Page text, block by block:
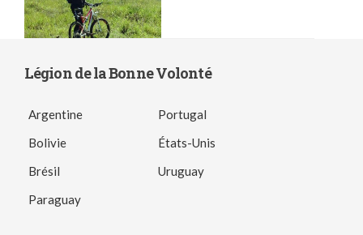
Légion de la Bonne Volonté
Argentine
Bolivie
Brésil
Paraguay
Portugal
États-Unis
Uruguay